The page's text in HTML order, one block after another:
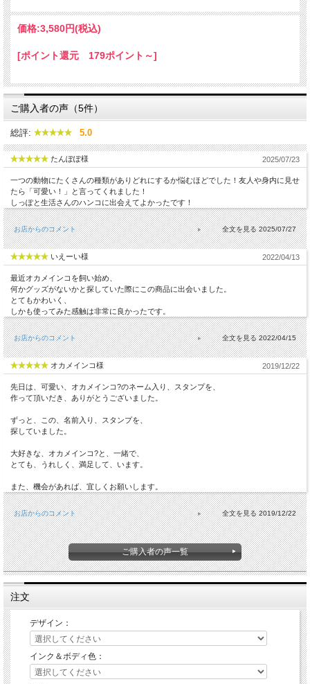
価格:3,580円(税込)
[ポイント還元 179ポイント～]
ご購入者の声（5件）
総評: 5.0
たんぽぽ様 2025/07/23
一つの動物にたくさんの種類がありどれにするか悩むほどでした！友人や身内に見せ
たら「可愛い！」と言ってくれました！
しっぽと生活さんのハンコに出会えてよかったです！
お店からのコメント 2025/07/27
いえーい様 2022/04/13
最近オカメインコを飼い始め、
何かグッズがないかと探していた際にこの商品に出会いました。
とてもかわいく、
しかも使ってみた感触は非常に良かったです。
お店からのコメント 2022/04/15
オカメインコ様 2019/12/22
先日は、可愛い、オカメインコ?のネーム入り、スタンプを、
作って頂いだき、ありがとうございました。
ずっと、この、名前入り、スタンプを、
探していました。
大好きな、オカメインコ?と、一緒で、
とても、うれしく、満足して、います。
また、機会があれば、宜しくお願いします。
お店からのコメント 2019/12/22
ご購入者の声一覧
注文
デザイン：
インク＆ボディ色：